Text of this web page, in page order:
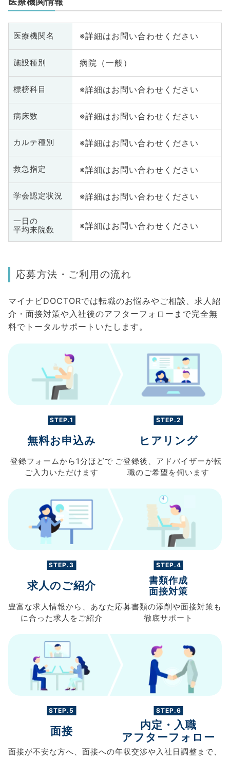
医療機関名 ※詳細はお問い合わせください
施設種別 病院（一般）
標榜科目 ※詳細はお問い合わせください
病床数 ※詳細はお問い合わせください
カルテ種別 ※詳細はお問い合わせください
救急指定 ※詳細はお問い合わせください
学会認定状況 ※詳細はお問い合わせください
一日の
平均来院数
※詳細はお問い合わせください
応募方法・ご利用の流れ
マイナビDOCTORでは転職のお悩みやご相談、求人紹
介・面接対策や入社後のアフターフォローまで完全無
料でトータルサポートいたします。
STEP.1
無料お申込み
登録フォームから 1分ほどで
ご入力 いただけます
STEP.2
ヒアリング
ご登録後、 アドバイザーが転
職のご希望を伺います
STEP.3
求人のご紹介
豊富な求人情報から、 あなた
に合った求人を ご紹介
STEP.4
書類作成
面接対策
応募書類の添削や面接対策も
徹底サポート
STEP.5
面接
面接が不安な方へ、 面接への
STEP.6
内定・入職
アフターフォロー
年収交渉や入社日調整まで、